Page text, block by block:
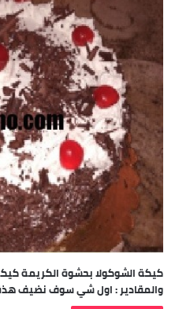
كيكة الشوكولا بحشوة الكريمة
والمقادير : اول شي سوف نضيف